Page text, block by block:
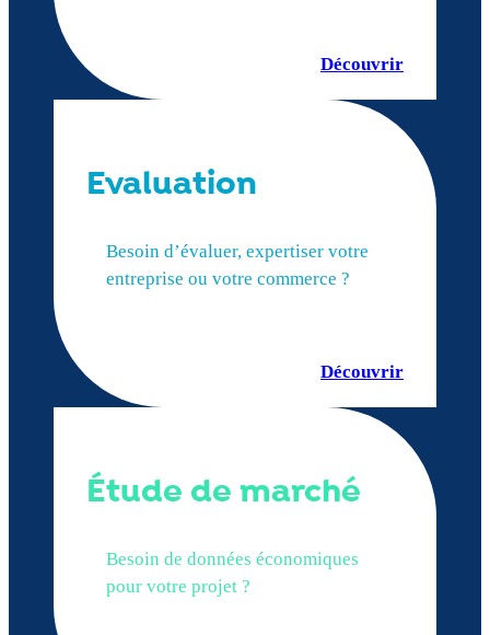
Découvrir
Evaluation
Besoin d’évaluer, expertiser votre
entreprise ou votre commerce ?
Découvrir
Étude de marché
Besoin de données économiques
pour votre projet ?